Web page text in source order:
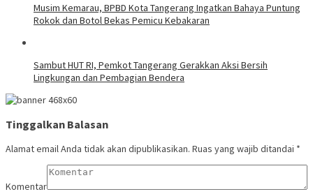
Musim Kemarau, BPBD Kota Tangerang Ingatkan Bahaya Puntung
Rokok dan Botol Bekas Pemicu Kebakaran
Sambut HUT RI, Pemkot Tangerang Gerakkan Aksi Bersih
Lingkungan dan Pembagian Bendera
Tinggalkan Balasan
Alamat email Anda tidak akan dipublikasikan. Ruas yang wajib ditandai *
Komentar